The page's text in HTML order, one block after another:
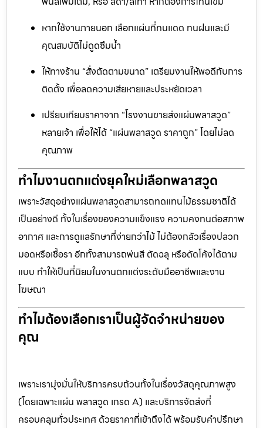
หากใช้งานภายนอก เลือกแผ่นที่ทนแดด ทนฝนและมี
คุณสมบัติไม่ดูดซึมน้ำ
ให้ทางร้าน “สั่งตัดตามขนาด” เตรียมงานให้พอดีกับการ
ติดตั้ง เพื่อลดความเสียหายและประหยัดเวลา
เปรียบเทียบราคาจาก “โรงงานขายส่งแผ่นพลาสวูด”
หลายเจ้า เพื่อให้ได้ “แผ่นพลาสวูด ราคาถูก” โดยไม่ลด
คุณภาพ
ทำไมงานตกแต่งยุคใหม่เลือกพลาสวูด
เพราะวัสดุอย่างแผ่นพลาสวูดสามารถทดแทนไม้ธรรมชาติได้
เป็นอย่างดี ทั้งในเรื่องของความแข็งแรง ความคงทนต่อสภาพ
อากาศ และการดูแลรักษาที่ง่ายกว่าไม้ ไม่ต้องกลัวเรื่องปลวก
มอดหรือเชื้อรา อีกทั้งสามารถพ่นสี ตัดฉลุ หรือดัดโค้งได้ตาม
แบบ ทำให้เป็นที่นิยมในงานตกแต่งระดับมืออาชีพและงาน
โฆษณา
ทำไมต้องเลือกเราเป็นผู้จัดจำหน่ายของ
คุณ
เพราะเรามุ่งมั่นให้บริการครบถ้วนทั้งในเรื่องวัสดุคุณภาพสูง
(โดยเฉพาะแผ่น พลาสวูด เกรด A) และบริการจัดส่งที่
ครอบคลุมทั่วประเทศ ด้วยราคาที่เข้าถึงได้ พร้อมรับคำปรึกษา